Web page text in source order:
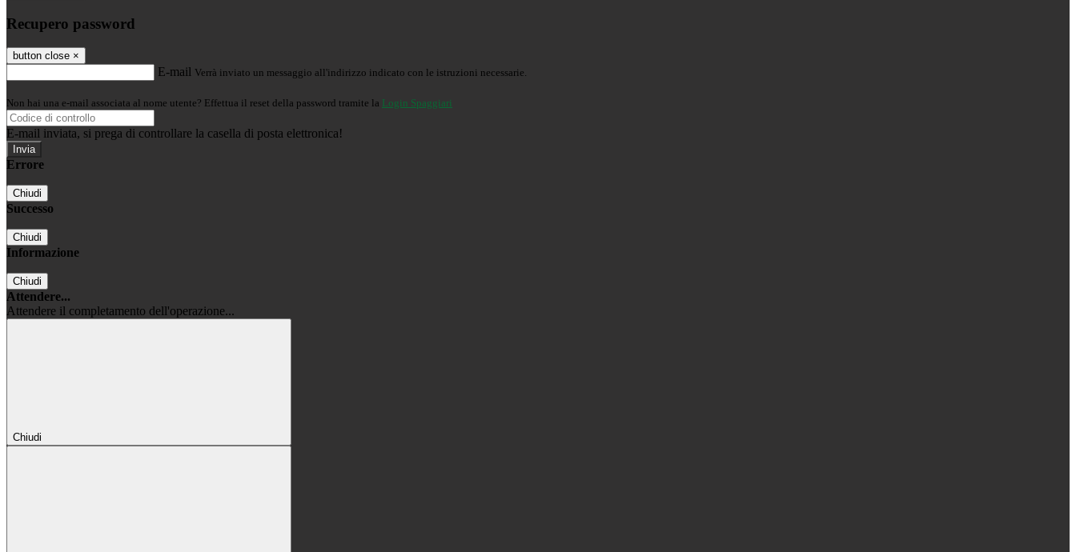
Recupero password
button close ×
E-mail Verrà inviato un messaggio all'indirizzo indicato con le istruzioni necessarie.
Non hai una e-mail associata al nome utente? Effettua il reset della password tramite la Login Spaggiari
E-mail inviata, si prega di controllare la casella di posta elettronica!
Errore
Chiudi
Successo
Chiudi
Informazione
Chiudi
Attendere...
Attendere il completamento dell'operazione...
Chiudi